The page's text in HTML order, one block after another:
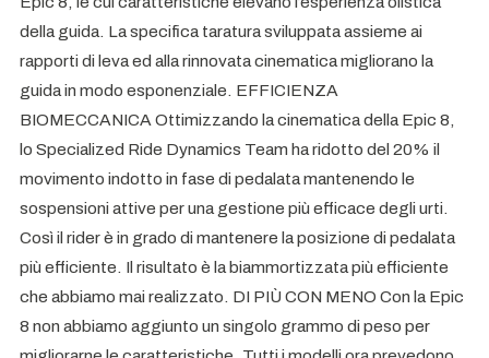
della guida. La specifica taratura sviluppata assieme ai
rapporti di leva ed alla rinnovata cinematica migliorano la
guida in modo esponenziale. EFFICIENZA
BIOMECCANICA Ottimizzando la cinematica della Epic 8,
lo Specialized Ride Dynamics Team ha ridotto del 20% il
movimento indotto in fase di pedalata mantenendo le
sospensioni attive per una gestione più efficace degli urti.
Così il rider è in grado di mantenere la posizione di pedalata
più efficiente. Il risultato è la biammortizzata più efficiente
che abbiamo mai realizzato. DI PIÙ CON MENO Con la Epic
8 non abbiamo aggiunto un singolo grammo di peso per